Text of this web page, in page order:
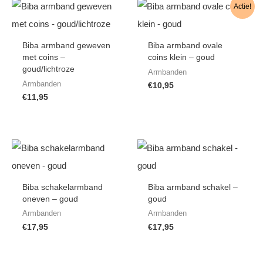
Biba armband geweven
met coins –
goud/lichtroze
Armbanden
€11,95
Actie!
Biba armband ovale
coins klein – goud
Armbanden
€10,95
Biba schakelarmband
oneven – goud
Armbanden
€17,95
Biba armband schakel –
goud
Armbanden
€17,95